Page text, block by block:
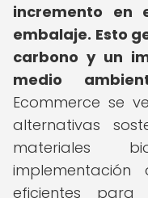
incremento en
embalaje. Esto
carbono y un
medio
Ecommerce se
alternativas
materiales
eficientes